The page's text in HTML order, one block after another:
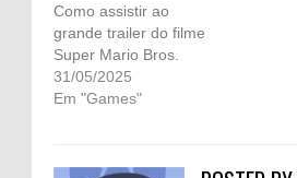
Como assistir ao
grande trailer do filme
Super Mario Bros.
31/05/2025
Em "Games"